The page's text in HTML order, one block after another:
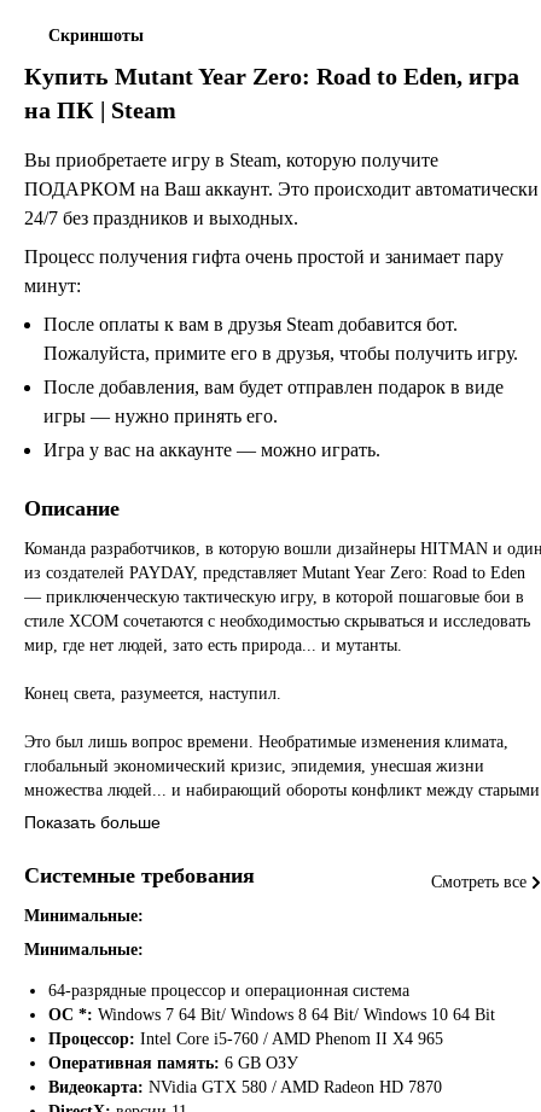
Скриншоты
Купить Mutant Year Zero: Road to Eden, игра
на ПК | Steam
Вы приобретаете игру в Steam, которую получите
ПОДАРКОМ на Ваш аккаунт. Это происходит автоматически
24/7 без праздников и выходных.
Процесс получения гифта очень простой и занимает пару
минут:
После оплаты к вам в друзья Steam добавится бот.
Пожалуйста, примите его в друзья, чтобы получить игру.
После добавления, вам будет отправлен подарок в виде
игры — нужно принять его.
Игра у вас на аккаунте — можно играть.
Описание
Команда разработчиков, в которую вошли дизайнеры HITMAN и
из создателей PAYDAY, представляет Mutant Year Zero: Road to Eden
— приключенческую тактическую игру, в которой пошаговые бои в
стиле XCOM сочетаются с необходимостью скрываться и исследовать
мир, где нет людей, зато есть природа... и мутанты.
Конец света, разумеется, наступил.
Это был лишь вопрос времени. Необратимые изменения климата,
глобальный экономический кризис, эпидемия, унесшая жизни
множества людей... и набирающий обороты конфликт между старыми
и новыми сверхдержавами. И тогда ядерное оружие пошло в бой,
Теперь война закончилась, и планета стихла. В разрушенных городах
лишь ветер.
Людей здесь больше нет. По останкам цивилизации в поисках
спасения (или хотя бы еды) бродят мутанты — не то люди, не то
животные, изуродованные до неузнаваемости. Чтобы выжить, вам и
вашим товарищам предстоит покинуть свое убежище и отправиться в
Зону.
Показать больше
Системные требования
Смотреть все
Минимальные:
Минимальные:
64-разрядные процессор и операционная система
ОС *: Windows 7 64 Bit/ Windows 8 64 Bit/ Windows 10 64 Bit
Процессор: Intel Core i5-760 / AMD Phenom II X4 965
Оперативная память: 6 GB ОЗУ
Видеокарта: NVidia GTX 580 / AMD Radeon HD 7870